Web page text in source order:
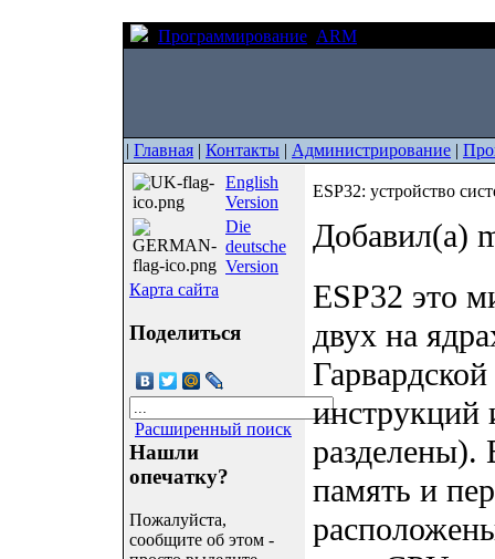
Программирование ARM
| Главная | Контакты | Администрирование |
English
Version
Die
deutsche
Version
Карта сайта
Поделиться
Расширенный поиск
Нашли
опечатку?
Пожалуйста,
сообщите об этом -
ESP32: устройство
Добавил(а)
ESP32 это
двух на
инструкций
разделены).
память и